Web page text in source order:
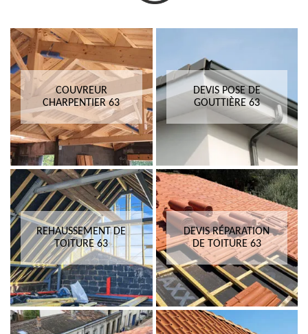
COUVREUR
CHARPENTIER 63
DEVIS POSE DE
GOUTTIÈRE 63
REHAUSSEMENT DE
TOITURE 63
DEVIS RÉPARATION
DE TOITURE 63